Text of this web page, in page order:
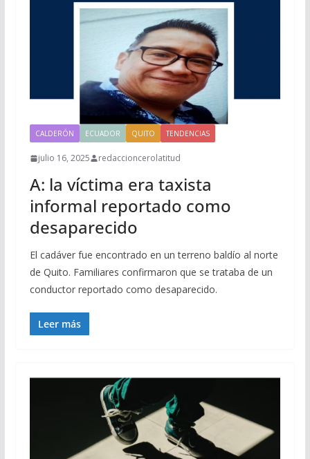
CALDERÓN ECUADOR QUITO TENDENCIAS
julio 16, 2025 redaccioncerolatitud
A: la víctima era taxista
informal reportado como
desaparecido
El cadáver fue encontrado en un terreno baldío al norte
de Quito. Familiares confirmaron que se trataba de un
conductor reportado como desaparecido.
Leer más